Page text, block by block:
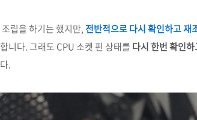
조립을 하기는 했지만, 전반적으로 다시 확인하고 재
합니다. 그래도 CPU 소켓 핀 상태를 다시 한번 확인
다.